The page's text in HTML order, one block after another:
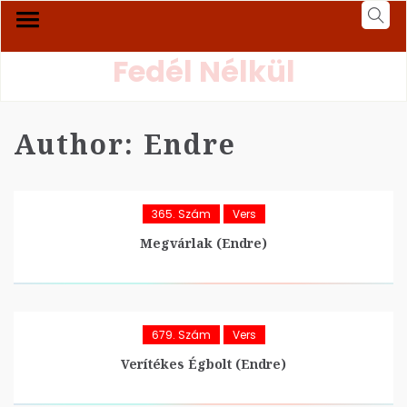
Fedél Nélkül
Author: Endre
365. Szám Vers
Megvárlak (Endre)
679. Szám Vers
Verítékes Égbolt (Endre)